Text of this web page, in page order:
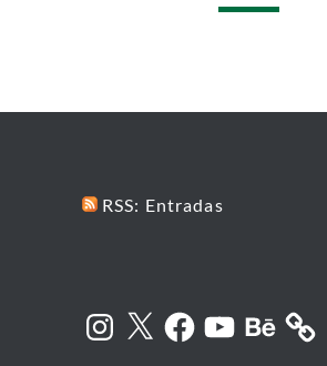
RSS: Entradas
Instagram
X Facebook
YouTubeBehance